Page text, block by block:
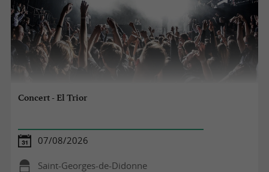
Concert - El Trior
07/08/2026
Saint-Georges-de-Didonne